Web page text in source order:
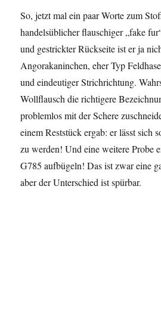
So, jetzt mal ein paar Worte zum
handelsüblicher flauschiger „fake
und gestrickter Rückseite ist er ja
Angorakaninchen, eher Typ
und eindeutiger Strichrichtung.
Wollflausch die richtigere
problemlos mit der Schere
einem Reststück ergab: er lässt sich
zu werden! Und eine weitere Probe
G785 aufbügeln! Das ist zwar eine
aber der Unterschied ist spürbar.